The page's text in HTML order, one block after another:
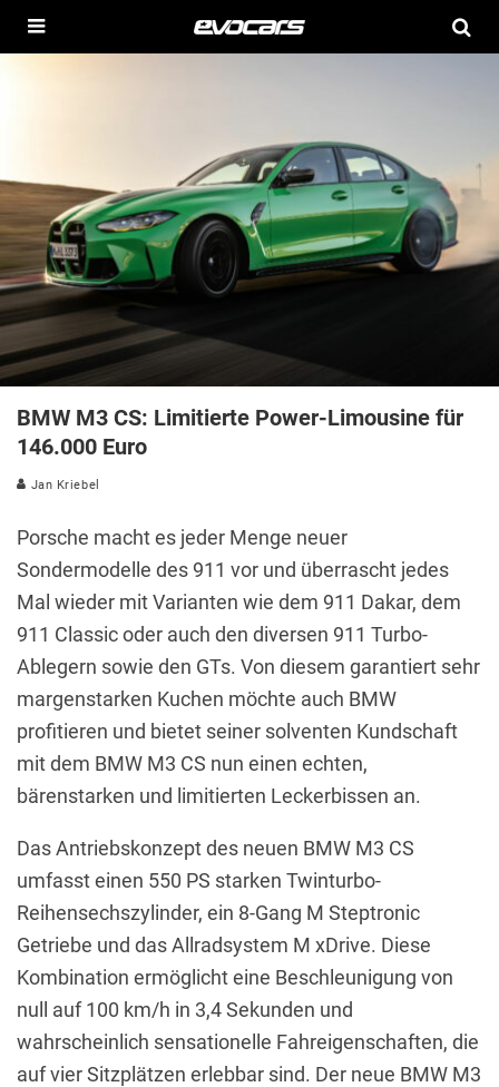
BMW M3 CS: Limitierte Power-Limousine für
146.000 Euro
Jan Kriebel
Porsche macht es jeder Menge neuer
Sondermodelle des 911 vor und überrascht jedes
Mal wieder mit Varianten wie dem 911 Dakar, dem
911 Classic oder auch den diversen 911 Turbo-
Ablegern sowie den GTs. Von diesem garantiert sehr
margenstarken Kuchen möchte auch BMW
profitieren und bietet seiner solventen Kundschaft
mit dem BMW M3 CS nun einen echten,
bärenstarken und limitierten Leckerbissen an.
Das Antriebskonzept des neuen BMW M3 CS
umfasst einen 550 PS starken Twinturbo-
Reihensechszylinder, ein 8-Gang M Steptronic
Getriebe und das Allradsystem M xDrive. Diese
Kombination ermöglicht eine Beschleunigung von
null auf 100 km/h in 3,4 Sekunden und
wahrscheinlich sensationelle Fahreigenschaften, die
auf vier Sitzplätzen erlebbar sind. Der neue BMW M3